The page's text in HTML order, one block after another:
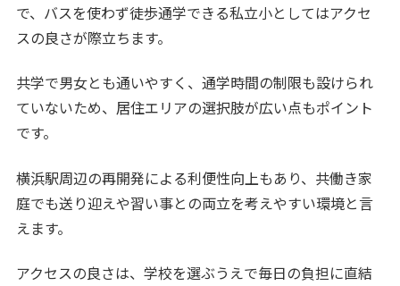
で、バスを使わず徒歩通学できる私立小としてはアクセ
スの良さが際立ちます。
共学で男女とも通いやすく、通学時間の制限も設けられ
ていないため、居住エリアの選択肢が広い点もポイント
です。
横浜駅周辺の再開発による利便性向上もあり、共働き家
庭でも送り迎えや習い事との両立を考えやすい環境と言
えます。
アクセスの良さは、学校を選ぶうえで毎日の負担に直結